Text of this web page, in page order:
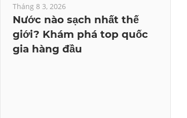
Tháng 8 3, 2026
Nước nào sạch nhất thế
giới? Khám phá top quốc
gia hàng đầu